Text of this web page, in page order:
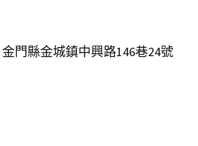
金門縣金城鎮中興路146巷24號